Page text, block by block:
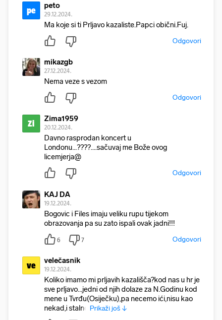
pe peto
29.12.2024.
Ma koje si ti Prljavo kazaliste.Papci obični.Fuj.
Odgovori
mikazgb
27.12.2024.
Nema veze s vezom
Odgovori
Zi Zima1959
20.12.2024.
Davno rasprodan koncert u
Londonu...????....sačuvaj me Bože ovog
licemjerja@
Odgovori
KAJ DA
19.12.2024.
Bogovic i Files imaju veliku rupu tijekom
obrazovanja pa su zato ispali ovak jadni!!!
6 7 Odgovori
ve velečasnik
19.12.2024.
Koliko imamo mi prljavih kazališča?kod nas u hr je
sve prljavo…jedni od njih dolaze za N.Godinu kod
mene u Tvrđu(Osiječku),pa necemo ići,nisu kao
nekad,i stalno Prikaži još ↓